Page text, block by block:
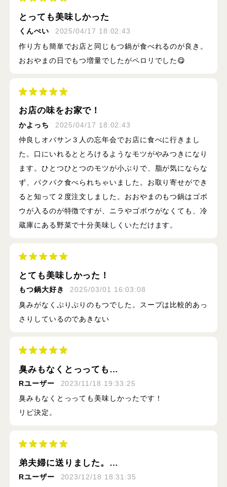
とっても美味しかった
くんぺい
2025/04/17 18:02:43
作り方も簡単でお店と同じもつ鍋が食べれるのが良き。
おおやまの日でもつ増量でしたがペロリでした😋
お店の味をお家で！
かよっち
2025/04/17 18:02:43
仲良しオバサン３人の忘年会でお店に食べに行きまし
た。口にいれるととろけるようなモツがやみつきになり
ます。ひとつひとつのモツが小ぶりで、脂が気にならな
ず、パクパク食べられちゃいました。お取り寄せができ
ると知って２度注文しました。おおやまのもつ鍋はゴボ
ウが入るのが特徴ですが、ニラやゴボウがなくても、冷
蔵庫にある野菜で十分美味しくいただけます。
とても美味しかった！
もつ鍋大好き
2025/03/01 16:03:08
臭みがなくぷりぷりのもつでした。スープは比較的あっ
さりしているのであきない
臭みもなくとっっても…
Rユーザー
2023/11/18 19:33:25
臭みもなくとっっても美味しかったです！
リピ決定。
弟夫婦に送りました。…
Rユーザー 2023/12/18 18:31:35